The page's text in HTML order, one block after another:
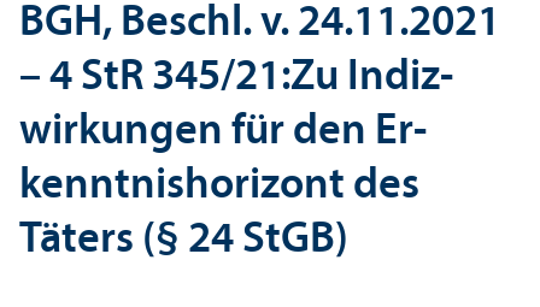
BGH, Beschl. v. 24.11.2021
– 4 StR 345/21:Zu Indiz­
wirkungen für den Er­
kenntnishorizont des
Täters (§ 24 StGB)